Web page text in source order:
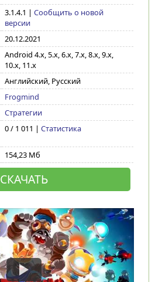
3.1.4.1 | Сообщить о новой
версии
20.12.2021
Android 4.x, 5.x, 6.x, 7.x, 8.x, 9.x,
10.x, 11.x
Английский, Русский
Frogmind
Стратегии
0 / 1 011 | Статистика
154,23 Мб
СКАЧАТЬ